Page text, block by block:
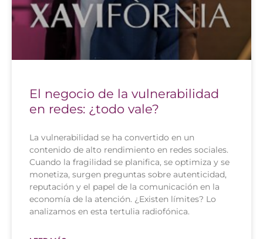
El negocio de la vulnerabilidad
en redes: ¿todo vale?
La vulnerabilidad se ha convertido en un
contenido de alto rendimiento en redes sociales.
Cuando la fragilidad se planifica, se optimiza y se
monetiza, surgen preguntas sobre autenticidad,
reputación y el papel de la comunicación en la
economía de la atención. ¿Existen límites? Lo
analizamos en esta tertulia radiofónica.